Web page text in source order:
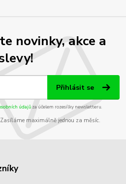
novinky, akce a
Přihlásit se
údajůza účelem rozesílky newsletteru.
maximálně jednou za měsíc.